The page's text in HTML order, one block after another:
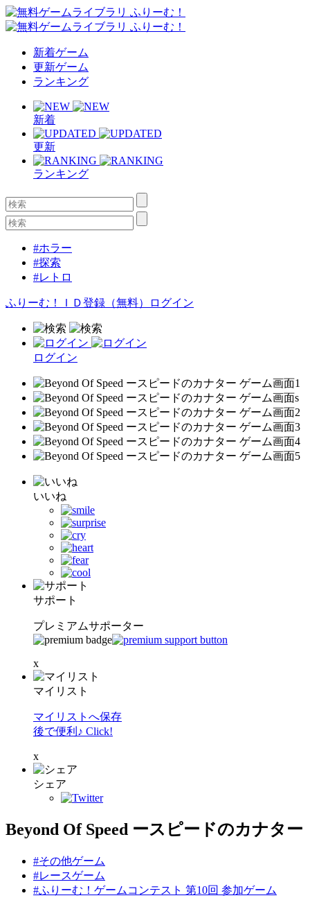
新着ゲーム
更新ゲーム
ランキング
新着
更新
ランキング
#ホラー
#探索
#レトロ
ふりーむ！ＩＤ登録（無料） ログイン
ログイン
いいね
サポート
プレミアムサポーター
x
マイリスト
マイリストへ保存
後で便利♪ Click!
x
シェア
Beyond Of Speed ースピードのカナター
#その他ゲーム
#レースゲーム
#ふりーむ！ゲームコンテスト 第10回 参加ゲーム